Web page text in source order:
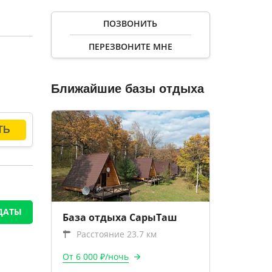
лоне
ПОЗВОНИТЬ
ПЕРЕЗВОНИТЕ МНЕ
Ближайшие базы отдыха
База отдыха СарыТаш
Расстояние 23.7 км
От 6 000 ₽/ночь